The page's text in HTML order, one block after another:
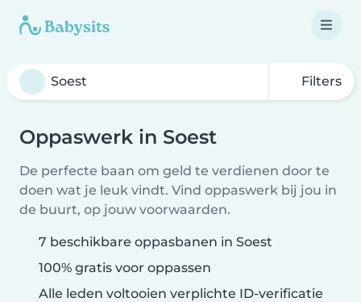
Filters
Oppaswerk in Soest
De perfecte baan om geld te verdienen door te
doen wat je leuk vindt. Vind oppaswerk bij jou in
de buurt, op jouw voorwaarden.
7 beschikbare oppasbanen in Soest
100% gratis voor oppassen
Alle leden voltooien verplichte ID-verificatie